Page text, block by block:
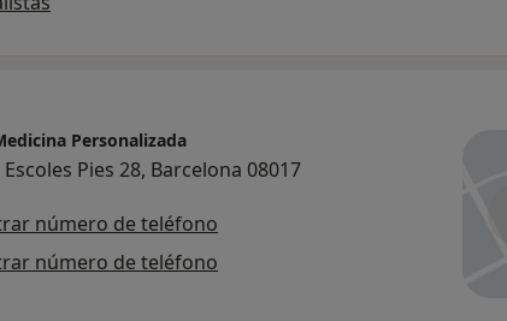
Personalizada
Pies 28, Barcelona 08017
número de teléfono
número de teléfono